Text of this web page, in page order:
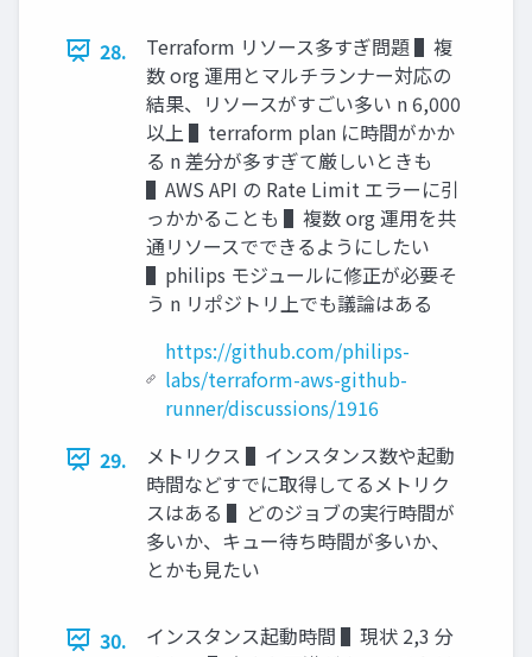
28.
Terraform リソース多すぎ問題 ▌複
数 org 運⽤とマルチランナー対応の
結果、リソースがすごい多い n 6,000
以上 ▌terraform plan に時間がかか
る n 差分が多すぎて厳しいときも
▌AWS API の Rate Limit エラーに引
っかかることも ▌複数 org 運⽤を共
通リソースでできるようにしたい
▌philips モジュールに修正が必要そ
う n リポジトリ上でも議論はある
https://github.com/philips-
labs/terraform-aws-github-
runner/discussions/1916
29.
メトリクス ▌インスタンス数や起動
時間などすでに取得してるメトリク
スはある ▌どのジョブの実⾏時間が
多いか、キュー待ち時間が多いか、
とかも⾒たい
30.
インスタンス起動時間 ▌現状 2,3 分